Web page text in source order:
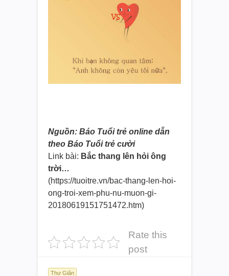
Nguồn: Báo Tuổi trẻ online dẫn
theo Báo Tuổi trẻ cười
Link bài: Bắc thang lên hỏi ông
trời…
(https://tuoitre.vn/bac-thang-l en-hoi-
ong-troi-xem-phu-nu-muon-gi-
20180619151751472.htm)
Rate this
post
Thư Giãn